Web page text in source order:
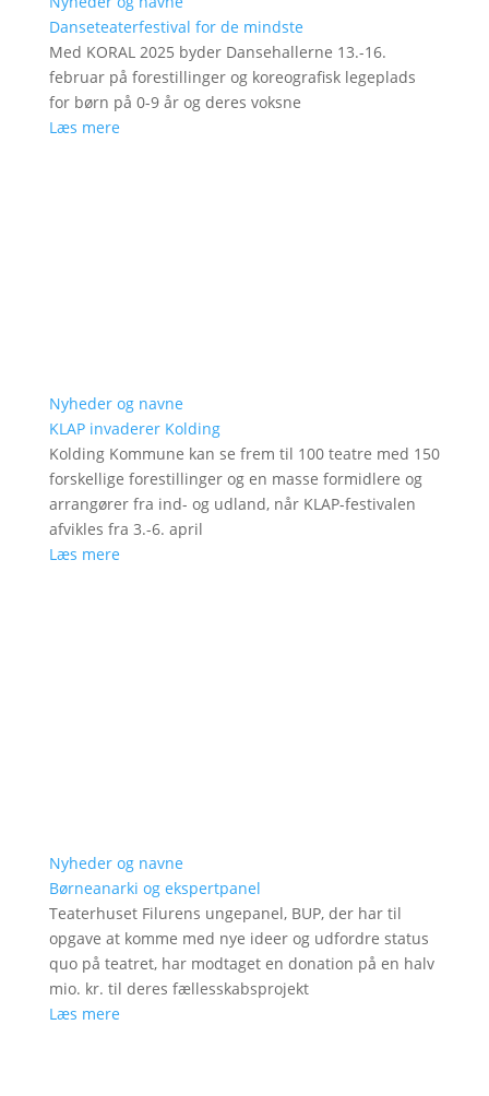
Danseteaterfestival for de mindste
Med KORAL 2025 byder Dansehallerne 13.-16.
februar på forestillinger og koreografisk legeplads
for børn på 0-9 år og deres voksne
Læs mere
Nyheder og navne
KLAP invaderer Kolding
Kolding Kommune kan se frem til 100 teatre med 150
forskellige forestillinger og en masse formidlere og
arrangører fra ind- og udland, når KLAP-festivalen
afvikles fra 3.-6. april
Læs mere
Nyheder og navne
Børneanarki og ekspertpanel
Teaterhuset Filurens ungepanel, BUP, der har til
opgave at komme med nye ideer og udfordre status
quo på teatret, har modtaget en donation på en halv
mio. kr. til deres fællesskabsprojekt
Læs mere